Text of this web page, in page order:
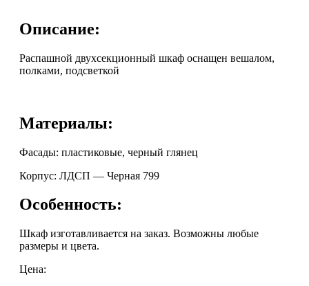
Описание:
Распашной двухсекционный шкаф оснащен вешалом,
полками, подсветкой
Материалы:
Фасады: пластиковые, черный глянец
Корпус: ЛДСП — Черная 799
Особенность:
Шкаф изготавливается на заказ. Возможны любые
размеры и цвета.
Цена: